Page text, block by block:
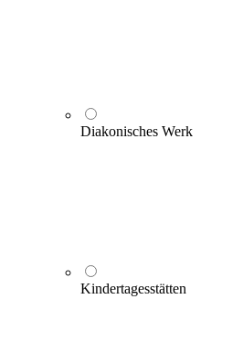
Diakonisches Werk
Kindertagesstätten